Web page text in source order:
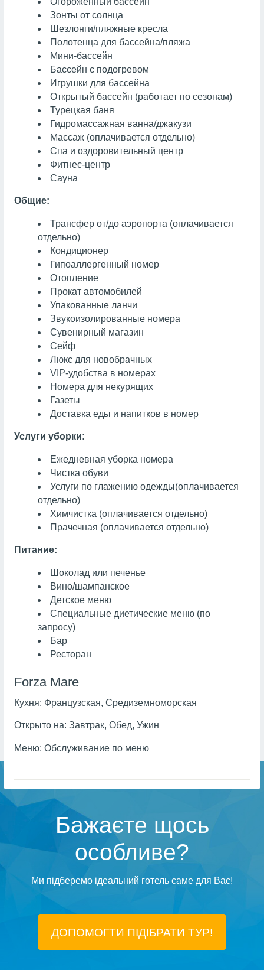
Зонты от солнца
Шезлонги/пляжные кресла
Полотенца для бассейна/пляжа
Мини-бассейн
Бассейн с подогревом
Игрушки для бассейна
Открытый бассейн (работает по сезонам)
Турецкая баня
Гидромассажная ванна/джакузи
Массаж (оплачивается отдельно)
Спа и оздоровительный центр
Фитнес-центр
Сауна
Общие:
Трансфер от/до аэропорта (оплачивается
отдельно)
Кондиционер
Гипоаллергенный номер
Отопление
Прокат автомобилей
Упакованные ланчи
Звукоизолированные номера
Сувенирный магазин
Сейф
Люкс для новобрачных
VIP-удобства в номерах
Номера для некурящих
Газеты
Доставка еды и напитков в номер
Услуги уборки:
Ежедневная уборка номера
Чистка обуви
Услуги по глажению одежды(оплачивается
отдельно)
Химчистка (оплачивается отдельно)
Прачечная (оплачивается отдельно)
Питание:
Шоколад или печенье
Вино/шампанское
Детское меню
Специальные диетические меню (по
запросу)
Бар
Ресторан
Forza Mare
Кухня: Французская, Средиземноморская
Открыто на: Завтрак, Обед, Ужин
Меню: Обслуживание по меню
Бажаєте щось
особливе?
Ми підберемо ідеальний готель саме для Вас!
ДОПОМОГТИ ПІДIБРАТИ ТУР!